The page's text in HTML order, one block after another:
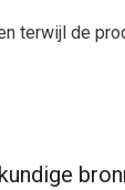
terwijl de